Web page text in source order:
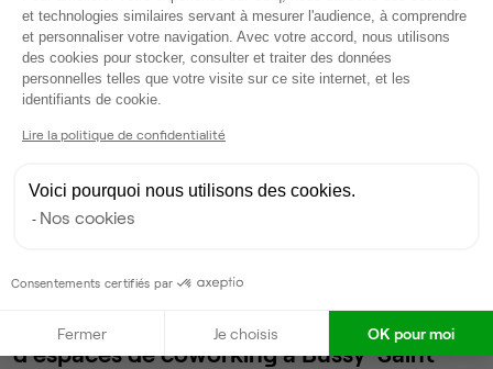
Accueil Location bureaux Bussy-Saint-Georges
Coworking Bussy-Saint-Georges
Bussy-Saint-Georges
(77600) : 1 annonces
Nos autres annonces de bureaux et
d'espaces de coworking à Bussy-Saint-
et technologies similaires servant à mesurer l'audience, à comprendre
et personnaliser votre navigation. Avec votre accord, nous utilisons
des cookies pour stocker, consulter et traiter des données
personnelles telles que votre visite sur ce site internet, et les
identifiants de cookie.
Lire la politique de confidentialité
Voici pourquoi nous utilisons des cookies.
Nos cookies
Consentements certifiés par
Fermer Je choisis OK pour moi